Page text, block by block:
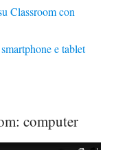
Classroom con
e tablet
computer